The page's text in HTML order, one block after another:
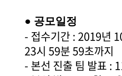
● 공모일정
- 접수기간 : 2019년
23시 59분 59초까지
- 본선 진출 팀 발표 :